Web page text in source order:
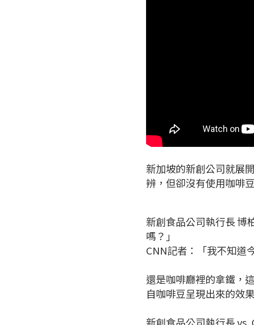
新加坡的新創公司就展
辨，但卻沒有使用咖啡
新創食品公司執行長 博
嗎？」
CNN記者：「我不知道
還是咖啡廳裡的拿鐵，
自咖啡豆呈現出來的效